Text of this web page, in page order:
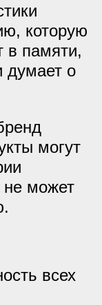
которую
в памяти,
думает о
могут
не может
всех